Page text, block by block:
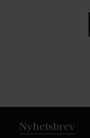
Nyhetsbrev